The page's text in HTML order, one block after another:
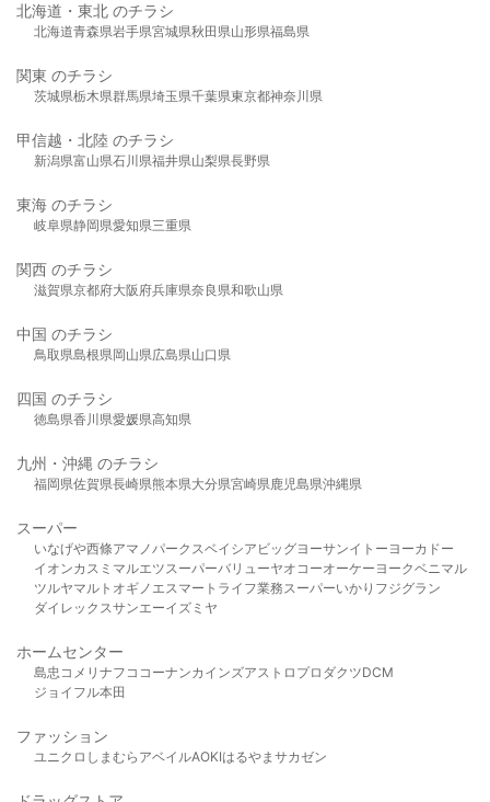
北海道・東北 のチラシ
北海道青森県岩手県宮城県秋田県山形県福島県
関東 のチラシ
茨城県栃木県群馬県埼玉県千葉県東京都神奈川県
甲信越・北陸 のチラシ
新潟県富山県石川県福井県山梨県長野県
東海 のチラシ
岐阜県静岡県愛知県三重県
関西 のチラシ
滋賀県京都府大阪府兵庫県奈良県和歌山県
中国 のチラシ
鳥取県島根県岡山県広島県山口県
四国 のチラシ
徳島県香川県愛媛県高知県
九州・沖縄 のチラシ
福岡県佐賀県長崎県熊本県大分県宮崎県鹿児島県沖縄県
スーパー
いなげや西條アマノパークスベイシア ビッグヨーサンイトーヨーカドー
イオンカスミ マルエツスーパーバリューヤオコーオーケー ヨークベニマル
ツルヤマルト オギノ エスマート ライフ業務スーパーいかり フジグラン
ダイレックスサンエーイズミヤ
ホームセンター
島忠 コメリ ナフコ コーナンカインズアストロプロダクツDCM
ジョイフル本田
ファッション
ユニクロ しまむら アベイルAOKIはるやま サカゼン